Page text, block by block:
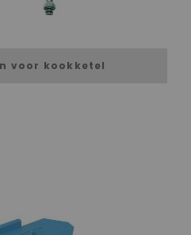
voor kookketel